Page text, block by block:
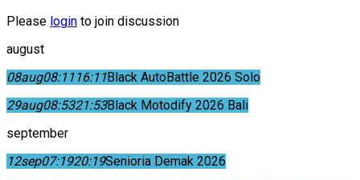
Please login to join discussion
august
08aug08:1116:11Black AutoBattle 2026 Solo
29aug08:5321:53Black Motodify 2026 Bali
september
12sep07:1920:19Senioria Demak 2026